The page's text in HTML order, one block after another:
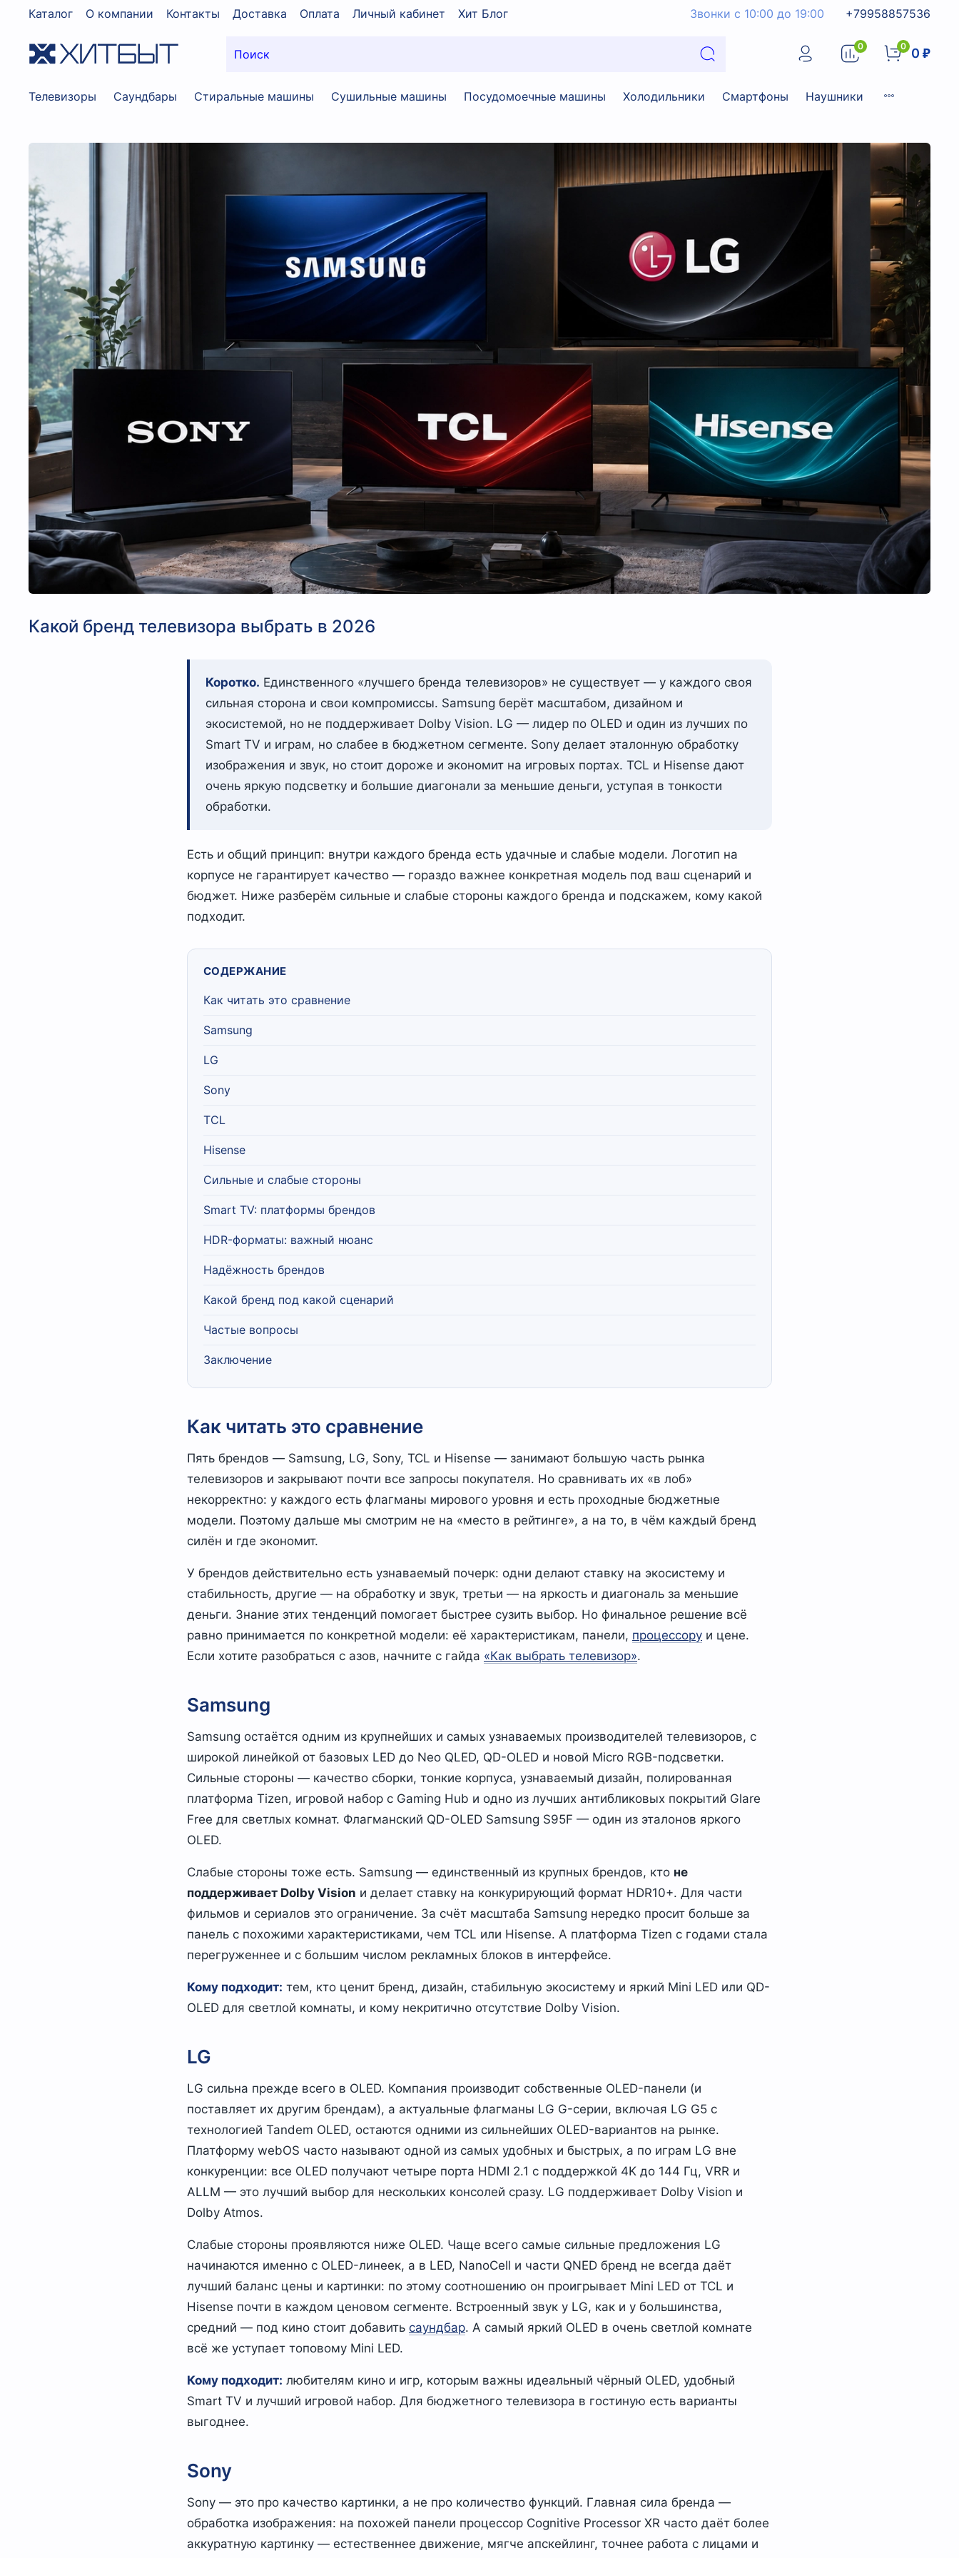
Каталог О компании Контакты Доставка Оплата Личный кабинет Хит Блог Звонки с 10:00 до 19:00 +79958857536
0 0 0 ₽
Телевизоры Саундбары Стиральные машины Сушильные машины Посудомоечные машины Холодильники Смартфоны Наушники
Какой бренд телевизора выбрать в 2026
Коротко. Единственного «лучшего бренда телевизоров» не существует — у каждого своя
сильная сторона и свои компромиссы. Samsung берёт масштабом, дизайном и
экосистемой, но не поддерживает Dolby Vision. LG — лидер по OLED и один из лучших по
Smart TV и играм, но слабее в бюджетном сегменте. Sony делает эталонную обработку
изображения и звук, но стоит дороже и экономит на игровых портах. TCL и Hisense дают
очень яркую подсветку и большие диагонали за меньшие деньги, уступая в тонкости
обработки.
Есть и общий принцип: внутри каждого бренда есть удачные и слабые модели. Логотип на
корпусе не гарантирует качество — гораздо важнее конкретная модель под ваш сценарий и
бюджет. Ниже разберём сильные и слабые стороны каждого бренда и подскажем, кому какой
подходит.
СОДЕРЖАНИЕ
Как читать это сравнение
Samsung
LG
Sony
TCL
Hisense
Сильные и слабые стороны
Smart TV: платформы брендов
HDR-форматы: важный нюанс
Надёжность брендов
Какой бренд под какой сценарий
Частые вопросы
Заключение
Как читать это сравнение
Пять брендов — Samsung, LG, Sony, TCL и Hisense — занимают большую часть рынка
телевизоров и закрывают почти все запросы покупателя. Но сравнивать их «в лоб»
некорректно: у каждого есть флагманы мирового уровня и есть проходные бюджетные
модели. Поэтому дальше мы смотрим не на «место в рейтинге», а на то, в чём каждый бренд
силён и где экономит.
У брендов действительно есть узнаваемый почерк: одни делают ставку на экосистему и
стабильность, другие — на обработку и звук, третьи — на яркость и диагональ за меньшие
деньги. Знание этих тенденций помогает быстрее сузить выбор. Но финальное решение всё
равно принимается по конкретной модели: её характеристикам, панели, процессору и цене.
Если хотите разобраться с азов, начните с гайда «Как выбрать телевизор».
Samsung
Samsung остаётся одним из крупнейших и самых узнаваемых производителей телевизоров, с
широкой линейкой от базовых LED до Neo QLED, QD-OLED и новой Micro RGB-подсветки.
Сильные стороны — качество сборки, тонкие корпуса, узнаваемый дизайн, полированная
платформа Tizen, игровой набор с Gaming Hub и одно из лучших антибликовых покрытий Glare
Free для светлых комнат. Флагманский QD-OLED Samsung S95F — один из эталонов яркого
OLED.
Слабые стороны тоже есть. Samsung — единственный из крупных брендов, кто не
поддерживает Dolby Vision и делает ставку на конкурирующий формат HDR10+. Для части
фильмов и сериалов это ограничение. За счёт масштаба Samsung нередко просит больше за
панель с похожими характеристиками, чем TCL или Hisense. А платформа Tizen с годами стала
перегруженнее и с большим числом рекламных блоков в интерфейсе.
Кому подходит: тем, кто ценит бренд, дизайн, стабильную экосистему и яркий Mini LED или QD-
OLED для светлой комнаты, и кому некритично отсутствие Dolby Vision.
LG
LG сильна прежде всего в OLED. Компания производит собственные OLED-панели (и
поставляет их другим брендам), а актуальные флагманы LG G-серии, включая LG G5 с
технологией Tandem OLED, остаются одними из сильнейших OLED-вариантов на рынке.
Платформу webOS часто называют одной из самых удобных и быстрых, а по играм LG вне
конкуренции: все OLED получают четыре порта HDMI 2.1 с поддержкой 4K до 144 Гц, VRR и
ALLM — это лучший выбор для нескольких консолей сразу. LG поддерживает Dolby Vision и
Dolby Atmos.
Слабые стороны проявляются ниже OLED. Чаще всего самые сильные предложения LG
начинаются именно с OLED-линеек, а в LED, NanoCell и части QNED бренд не всегда даёт
лучший баланс цены и картинки: по этому соотношению он проигрывает Mini LED от TCL и
Hisense почти в каждом ценовом сегменте. Встроенный звук у LG, как и у большинства,
средний — под кино стоит добавить саундбар. А самый яркий OLED в очень светлой комнате
всё же уступает топовому Mini LED.
Кому подходит: любителям кино и игр, которым важны идеальный чёрный OLED, удобный
Smart TV и лучший игровой набор. Для бюджетного телевизора в гостиную есть варианты
выгоднее.
Sony
Sony — это про качество картинки, а не про количество функций. Главная сила бренда —
обработка изображения: на похожей панели процессор Cognitive Processor XR часто даёт более
аккуратную картинку — естественнее движение, мягче апскейлинг, точнее работа с лицами и